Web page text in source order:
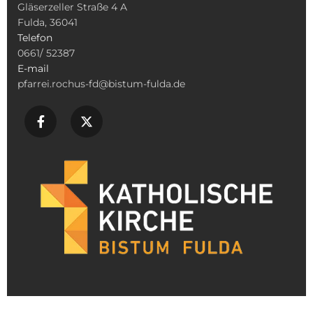
Gläserzeller Straße 4 A
Fulda, 36041
Telefon
0661/ 52387
E-mail
pfarrei.rochus-fd@bistum-fulda.de